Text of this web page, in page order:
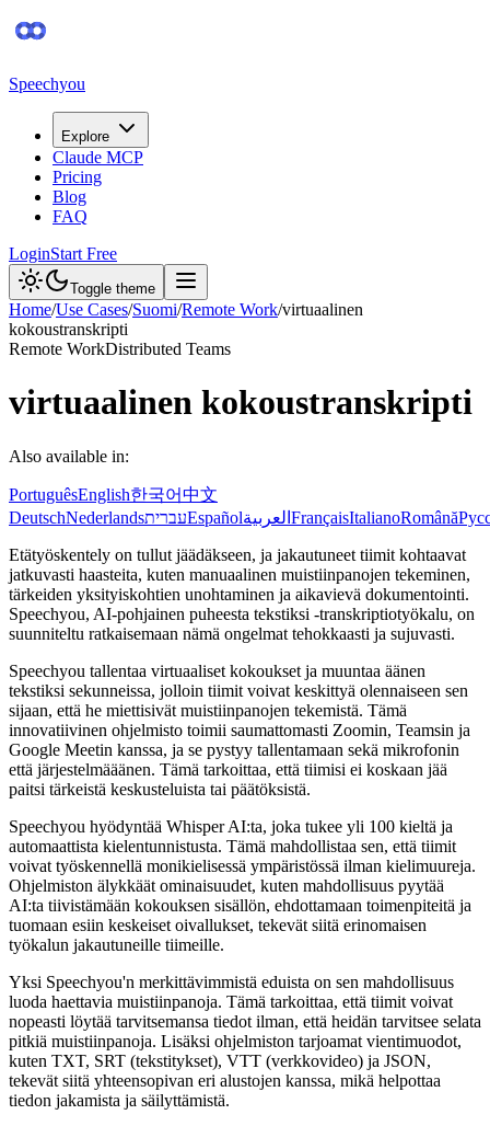
Speechyou
Explore
Claude MCP
Pricing
Blog
FAQ
LoginStart Free
Toggle theme
Home/Use Cases/Suomi/Remote Work/virtuaalinen
kokoustranskripti
Remote WorkDistributed Teams
virtuaalinen kokoustranskripti
Also available in:
PortuguêsEnglish한국어中文
DeutschNederlandsעבריתEspañolالعربية FrançaisItalianoRomână
Etätyöskentely on tullut jäädäkseen, ja jakautuneet tiimit kohtaavat
jatkuvasti haasteita, kuten manuaalinen muistiinpanojen tekeminen,
tärkeiden yksityiskohtien unohtaminen ja aikavievä dokumentointi.
Speechyou, AI-pohjainen puheesta tekstiksi -transkriptiotyökalu, on
suunniteltu ratkaisemaan nämä ongelmat tehokkaasti ja sujuvasti.
Speechyou tallentaa virtuaaliset kokoukset ja muuntaa äänen
tekstiksi sekunneissa, jolloin tiimit voivat keskittyä olennaiseen sen
sijaan, että he miettisivät muistiinpanojen tekemistä. Tämä
innovatiivinen ohjelmisto toimii saumattomasti Zoomin, Teamsin ja
Google Meetin kanssa, ja se pystyy tallentamaan sekä mikrofonin
että järjestelmääänen. Tämä tarkoittaa, että tiimisi ei koskaan jää
paitsi tärkeistä keskusteluista tai päätöksistä.
Speechyou hyödyntää Whisper AI:ta, joka tukee yli 100 kieltä ja
automaattista kielentunnistusta. Tämä mahdollistaa sen, että tiimit
voivat työskennellä monikielisessä ympäristössä ilman kielimuureja.
Ohjelmiston älykkäät ominaisuudet, kuten mahdollisuus pyytää
AI:ta tiivistämään kokouksen sisällön, ehdottamaan toimenpiteitä ja
tuomaan esiin keskeiset oivallukset, tekevät siitä erinomaisen
työkalun jakautuneille tiimeille.
Yksi Speechyou'n merkittävimmistä eduista on sen mahdollisuus
luoda haettavia muistiinpanoja. Tämä tarkoittaa, että tiimit voivat
nopeasti löytää tarvitsemansa tiedot ilman, että heidän tarvitsee selata
pitkiä muistiinpanoja. Lisäksi ohjelmiston tarjoamat vientimuodot,
kuten TXT, SRT (tekstitykset), VTT (verkkovideo) ja JSON,
tekevät siitä yhteensopivan eri alustojen kanssa, mikä helpottaa
tiedon jakamista ja säilyttämistä.